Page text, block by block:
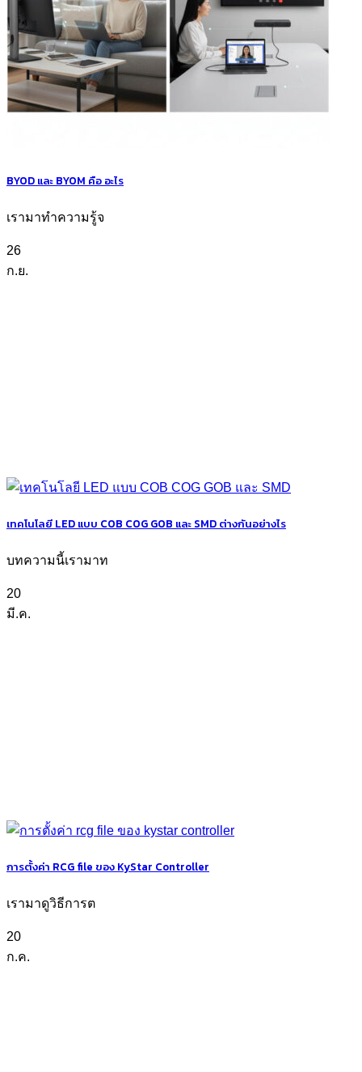
BYOD และ BYOM คือ อะไร
เรามาทำความรู้จ
26
ก.ย.
เทคโนโลยี LED แบบ COB COG GOB และ SMD ต่างกันอย่างไร
บทความนี้เรามาท
20
มี.ค.
การตั้งค่า RCG file ของ KyStar Controller
เรามาดูวิธีการต
20
ก.ค.